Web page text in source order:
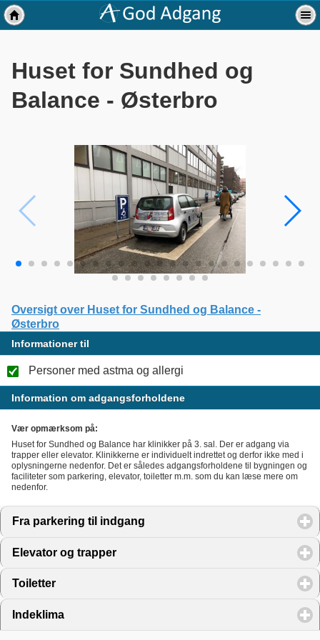
Huset for Sundhed og
Balance - Østerbro
Oversigt over Huset for Sundhed og Balance -
Østerbro
Informationer til
Personer med astma og allergi
Information om adgangsforholdene
Vær opmærksom på:
Huset for Sundhed og Balance har klinikker på 3. sal. Der er adgang via
trapper eller elevator. Klinikkerne er individuelt indrettet og derfor ikke med i
oplysningerne nedenfor. Det er således adgangsforholdene til bygningen og
faciliteter som parkering, elevator, toiletter m.m. som du kan læse mere om
nedenfor.
Fra parkering til indgang
Elevator og trapper
Toiletter
Indeklima